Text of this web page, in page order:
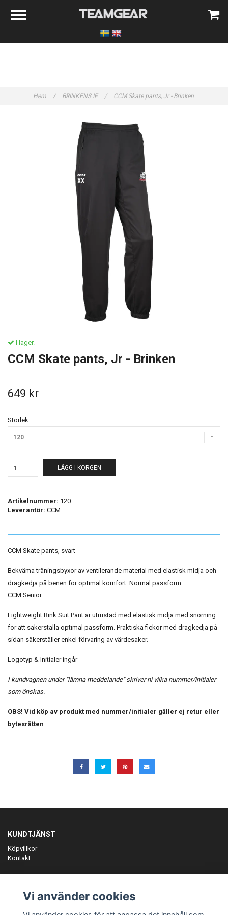
Hem / BRINKENS IF / CCM Skate pants, Jr - Brinken
I lager.
CCM Skate pants, Jr - Brinken
649 kr
Storlek
120
LÄGG I KORGEN
Artikelnummer: 120
Leverantör: CCM
CCM Skate pants, svart
Bekväma träningsbyxor av ventilerande material med elastisk midja och
dragkedja på benen för optimal komfort. Normal passform.
CCM Senior
Lightweight Rink Suit Pant är utrustad med elastisk midja med snörning
för att säkerställa optimal passform. Praktiska fickor med dragkedja på
sidan säkerställer enkel förvaring av värdesaker.
Logotyp & Initialer ingår
I kundvagnen under "lämna meddelande" skriver ni vilka nummer/initialer
som önskas.
OBS! Vid köp av produkt med nummer/initialer gäller ej retur eller
bytesrätten
KUNDTJÄNST
Köpvillkor
Kontakt
OM OSS
ANMÄL DIG TILL VÅRT NYHETSBREV
Vi använder cookies